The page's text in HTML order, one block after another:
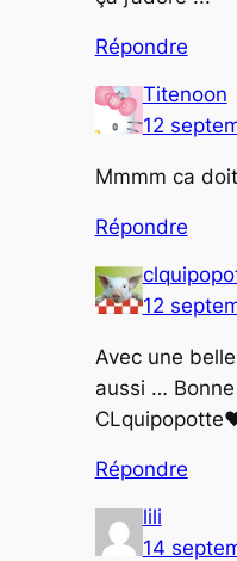
Répondre
Titenoon
12
Mmmm ca
Répondre
12
Avec une
aussi …
Répondre
lili
14